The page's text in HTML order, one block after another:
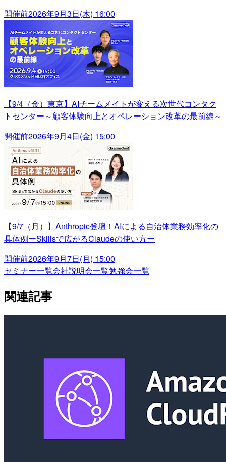
開催前2026年9月3日(木) 16:00
【9/4（金）東京】AIチームメイトが変える次世代コンタク
トセンター～顧客体験向上とオペレーション改革の最前線～
開催前2026年9月4日(金) 15:00
【9/7（月）】Anthropic登壇！AIによる自治体業務効率化の
具体例ーSkillsで広がるClaudeの使い方ー
開催前2026年9月7日(月) 15:00
セミナー一覧会社説明会一覧勉強会一覧
関連記事